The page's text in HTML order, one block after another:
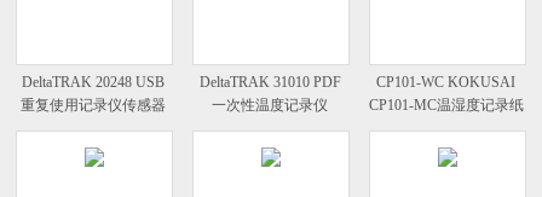
DeltaTRAK 20248 USB
重复使用记录仪传感器
DeltaTRAK 31010 PDF
一次性温度记录仪
CP101-WC KOKUSAI
CP101-MC温湿度记录纸